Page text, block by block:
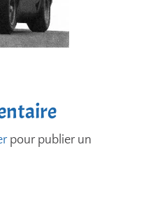
pour publier un